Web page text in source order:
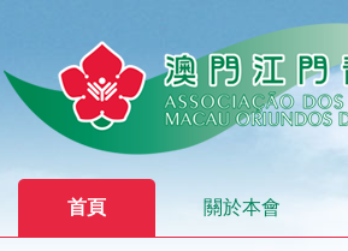
首頁 關於本會